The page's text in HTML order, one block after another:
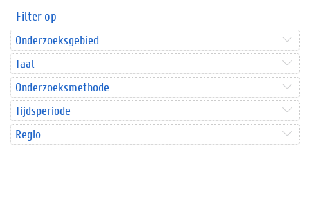
Filter op
Onderzoeksgebied
Taal
Onderzoeksmethode
Tijdsperiode
Regio